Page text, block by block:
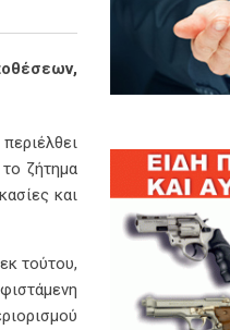
ζήτημα
και
τούτου,